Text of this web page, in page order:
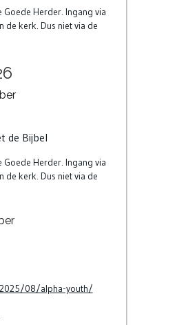
Goede Herder. Ingang via
de kerk. Dus niet via de
de Bijbel
Goede Herder. Ingang via
de kerk. Dus niet via de
08/alpha-youth/